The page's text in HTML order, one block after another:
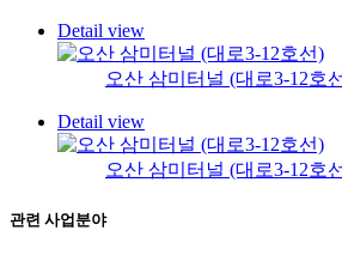
Detail view
오산 삼미터널 (대로3-12호
Detail view
오산 삼미터널 (대로3-12호
관련 사업분야